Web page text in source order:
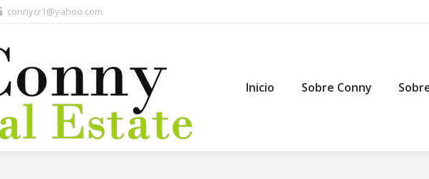
connycr1@yahoo.com
Inicio Sobre Conny